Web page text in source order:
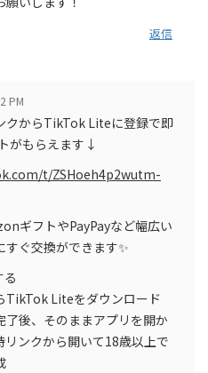
返信
PM
クからTikTok Liteに登録で即
がもらえます↓
t/ZSHoeh4p2wutm-
ギフトやPayPayなど幅広い
すぐ交換ができます✨
Liteをダウンロード
後、そのままアプリを開か
リンクから開いて18歳以上で